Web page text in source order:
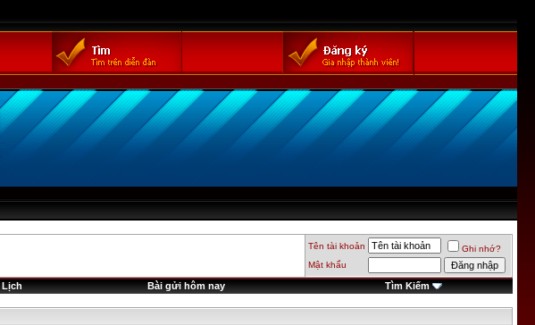
Tên tài khoản
Ghi nhớ?
Mật khẩu
Lịch Bài gửi hôm nay Tìm Kiếm